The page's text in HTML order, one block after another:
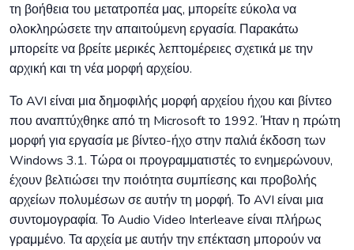
τη βοήθεια του μετατροπέα μας, μπορείτε εύκολα να
ολοκληρώσετε την απαιτούμενη εργασία. Παρακάτω
μπορείτε να βρείτε μερικές λεπτομέρειες σχετικά με την
αρχική και τη νέα μορφή αρχείου.
Το AVI είναι μια δημοφιλής μορφή αρχείου ήχου και βίντεο
που αναπτύχθηκε από τη Microsoft το 1992. Ήταν η πρώτη
μορφή για εργασία με βίντεο-ήχο στην παλιά έκδοση των
Windows 3.1. Τώρα οι προγραμματιστές το ενημερώνουν,
έχουν βελτιώσει την ποιότητα συμπίεσης και προβολής
αρχείων πολυμέσων σε αυτήν τη μορφή. Το AVI είναι μια
συντομογραφία. Το Audio Video Interleave είναι πλήρως
γραμμένο. Τα αρχεία με αυτήν την επέκταση μπορούν να